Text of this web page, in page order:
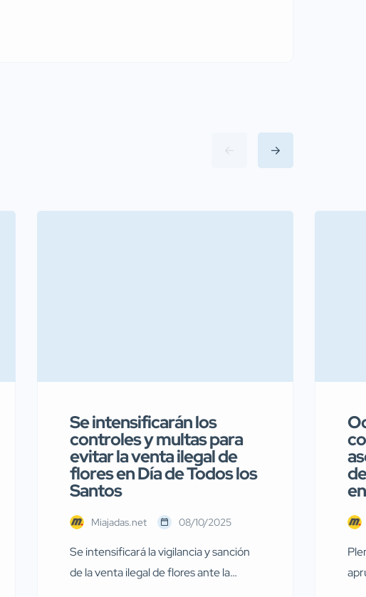
Se intensificarán los
controles y multas para
evitar la venta ilegal de
flores en Día de Todos los
Santos
Miajadas.net 08/10/2025
Se intensificará la vigilancia y sanción
de la venta ilegal de flores ante la